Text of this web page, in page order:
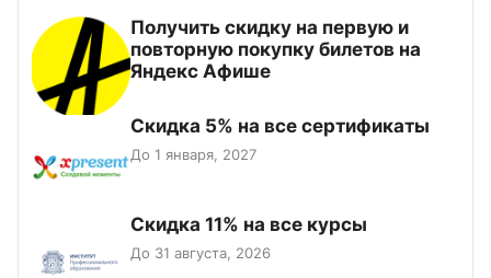
Получить скидку на первую и
повторную покупку билетов на
Яндекс Афише
Скидка 5% на все сертификаты
До 1 января, 2027
Скидка 11% на все курсы
До 31 августа, 2026